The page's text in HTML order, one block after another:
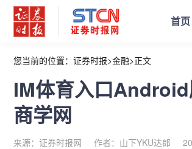
首页
您当前的位置： 证券时报>金融>正文
IM体育入口
商学网
来源：证券时报网 作者：山下YKU达郎